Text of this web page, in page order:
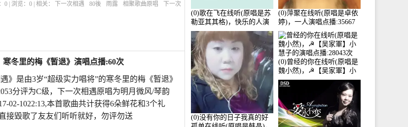
0 | 浏览：0 | 相关： 下一次相遇 80後 雨露 相聚歌曲原唱
下一次
冬里的梅《暂退》演唱点播:60次
》是由3岁“超级实力唱将”的寒冬里的梅《暂退》
分评为C级，下一次相遇原唱为明月微风/琴韵
02-1022:13,本首歌曲共计获得6朵鲜花和3个礼
接毀歌了友友们听听就好，勿评勿送
(0)歌在飞在线听(原唱是苏
勒亚其其格)，快乐的人演
唱点播:36次
(0)萍聚在线听(原唱是卓依
婷)，一人演唱点播:35667
次
(0)没有你的日子我真的好
(0)曾经的你在线听(原唱是
魏小然)，☭【吴家軍】小
慧子的演唱点播:28043次